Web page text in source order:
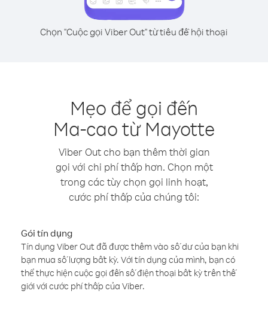
Chọn "Cuộc gọi Viber Out" từ tiêu đề hội thoại
Mẹo để gọi đến
Ma-cao từ Mayotte
Viber Out cho bạn thêm thời gian
gọi với chi phí thấp hơn. Chọn một
trong các tùy chọn gọi linh hoạt,
cước phí thấp của chúng tôi:
Gói tín dụng
Tín dụng Viber Out đã được thêm vào số dư của bạn khi
bạn mua số lượng bất kỳ. Với tín dụng của mình, bạn có
thể thực hiện cuộc gọi đến số điện thoại bất kỳ trên thế
giới với cước phí thấp của Viber.